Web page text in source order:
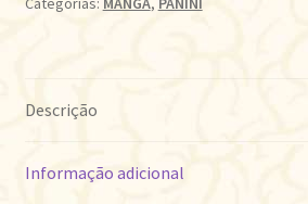
FRIA
TRABALHO
10
quantidade
Descrição
Informação adicional